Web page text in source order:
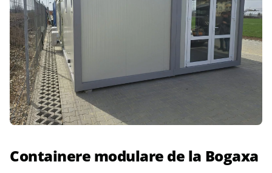
Containere modulare de la Bogaxa